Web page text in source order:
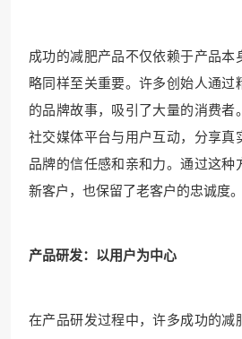
成功的减肥产品不仅依赖于产品本
略同样至关重要。许多创始人通过
的品牌故事，吸引了大量的消费者
社交媒体平台与用户互动，分享真
品牌的信任感和亲和力。通过这种
新客户，也保留了老客户的忠诚度。
产品研发：以用户为中心
在产品研发过程中，许多成功的减